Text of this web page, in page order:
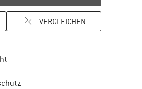
VERGLEICHEN
Gehe hier zu den Rückgabe-Richtlinien
die Zahlungs-Infos hier! Öffnet sich in
Finde alle Infos hier!